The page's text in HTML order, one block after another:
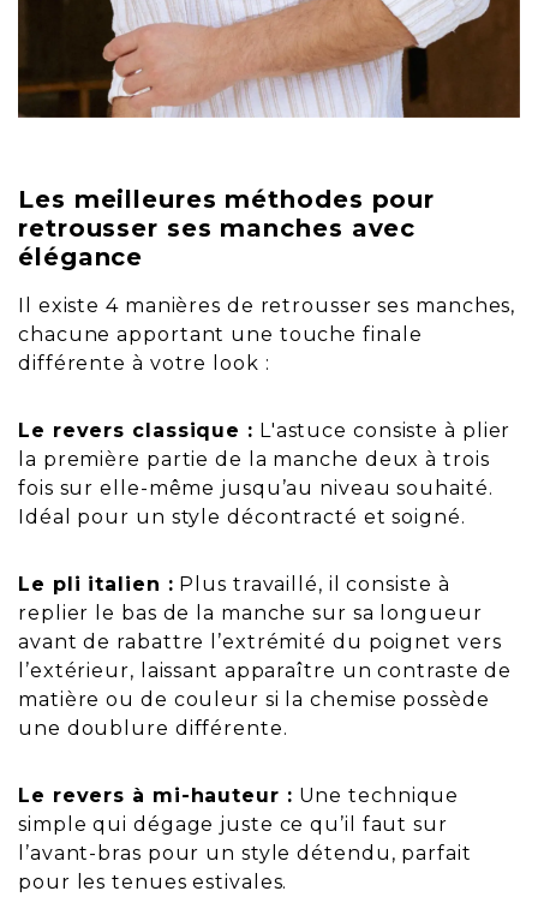
Les meilleures méthodes pour
retrousser ses manches avec
élégance
Il existe 4 manières de retrousser ses manches,
chacune apportant une touche finale
différente à votre look :
Le revers classique : L'astuce consiste à plier
la première partie de la manche deux à trois
fois sur elle-même jusqu’au niveau souhaité.
Idéal pour un style décontracté et soigné.
Le pli italien : Plus travaillé, il consiste à
replier le bas de la manche sur sa longueur
avant de rabattre l’extrémité du poignet vers
l’extérieur, laissant apparaître un contraste de
matière ou de couleur si la chemise possède
une doublure différente.
Le revers à mi-hauteur : Une technique
simple qui dégage juste ce qu’il faut sur
l’avant-bras pour un style détendu, parfait
pour les tenues estivales.